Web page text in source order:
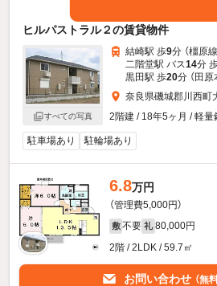
ヒルパストラル２の賃貸物件
すべての写真
結崎駅 歩9分 （橿原線
二階堂駅 バス14分
黒田駅 歩20分 （田原
奈良県磯城郡川西町
2階建 / 18年5ヶ月 / 軽量
駐車場あり 駐輪場あり
6.8万円
（管理費5,000円）
敷 不要 礼 80,000円
2階 / 2LDK / 59.7㎡
お問い合わせ （無料